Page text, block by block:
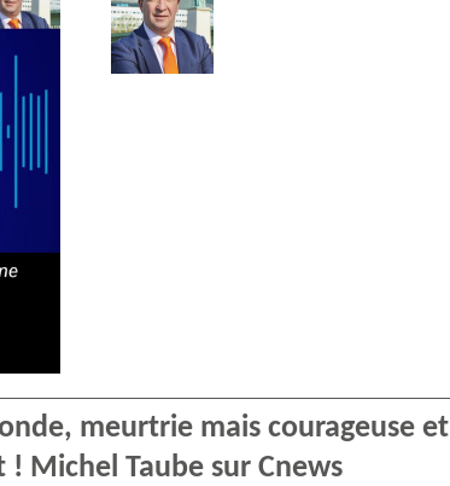
meurtrie mais courageuse et
Michel Taube sur Cnews